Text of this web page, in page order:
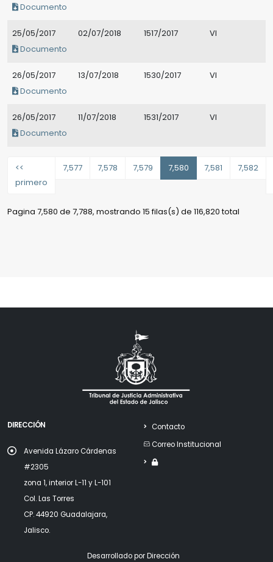
Documento
25/05/2017 02/07/2018 1517/2017
VI
Documento
26/05/2017 13/07/2018 1530/2017
VI
Documento
26/05/2017 11/07/2018 1531/2017
VI
Documento
<<
primero
7,577 7,578 7,579 7,580 7,581 7,582
Pagina 7,580 de 7,788, mostrando 15 filas(s) de 116,820 total
DIRECCIÓN
Avenida Lázaro Cárdenas
#2305
zona 1, interior L-11 y L-101
Col. Las Torres
CP. 44920 Guadalajara,
Jalisco.
Contacto
Correo Institucional
Desarrollado por Dirección